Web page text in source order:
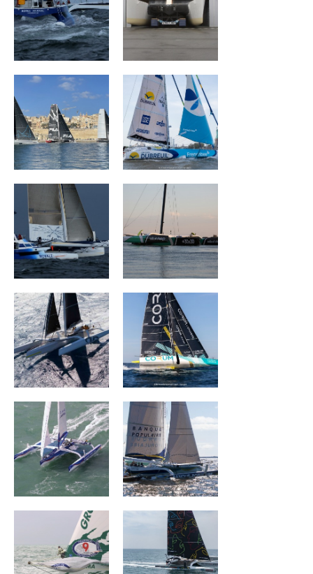
ZOULOU Groupe Dubreuil
Ultim Emotion Sails Of Change
ARGO CORUM L 'Épargne
Banque Populaire
III
Banque Populaire
II
Groupama
The Famous
Project